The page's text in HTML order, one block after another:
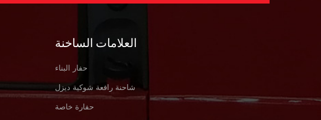
العلامات الساخنة
حفار البناء
شاحنة رافعة شوكية ديزل
حفارة خاصة